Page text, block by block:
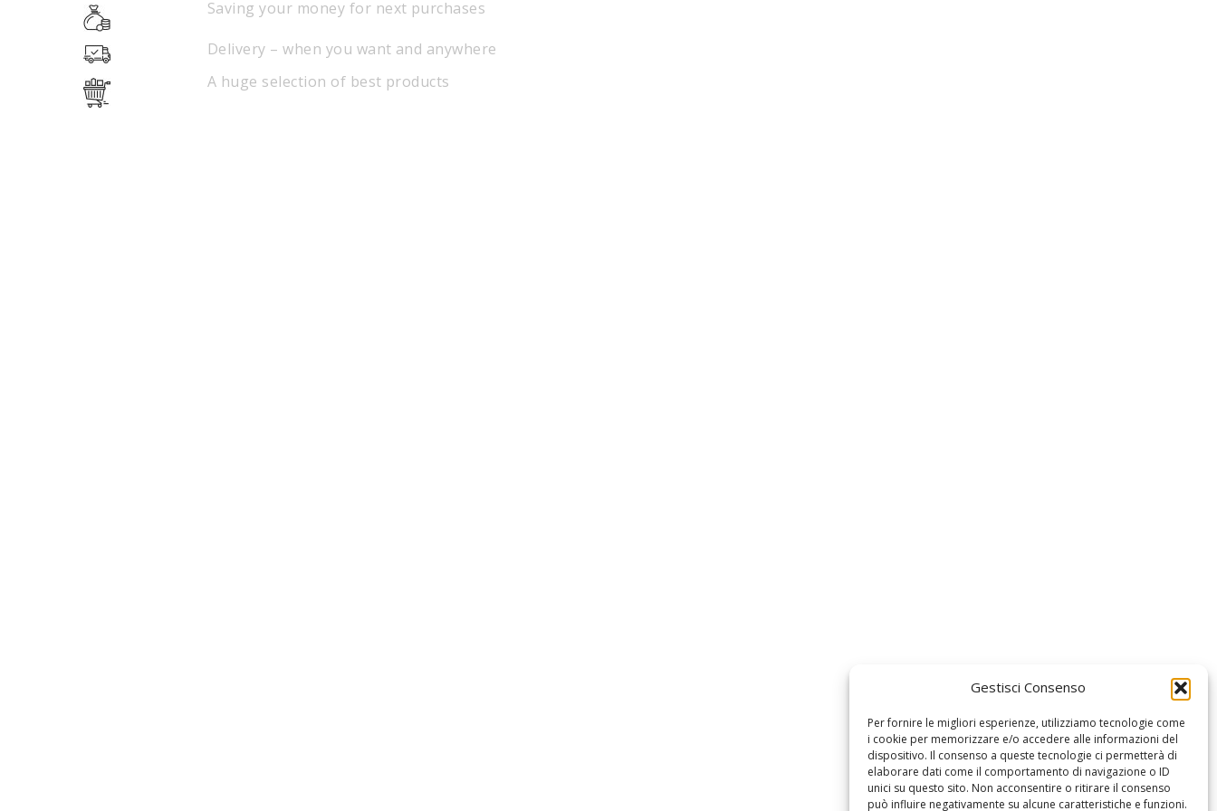
Gestisci Consenso
Per fornire le migliori esperienze, utilizziamo tecnologie come
i cookie per memorizzare e/o accedere alle informazioni del
dispositivo. Il consenso a queste tecnologie ci permetterà di
elaborare dati come il comportamento di navigazione o ID
unici su questo sito. Non acconsentire o ritirare il consenso
può influire negativamente su alcune caratteristiche e funzioni.
Saving your money for next purchases
Delivery – when you want and anywhere
A huge selection of best products